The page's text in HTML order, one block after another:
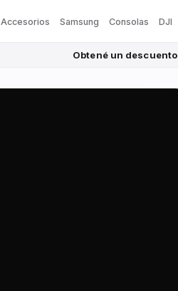
Accesorios Samsung Consolas DJI
Obtené un descuento